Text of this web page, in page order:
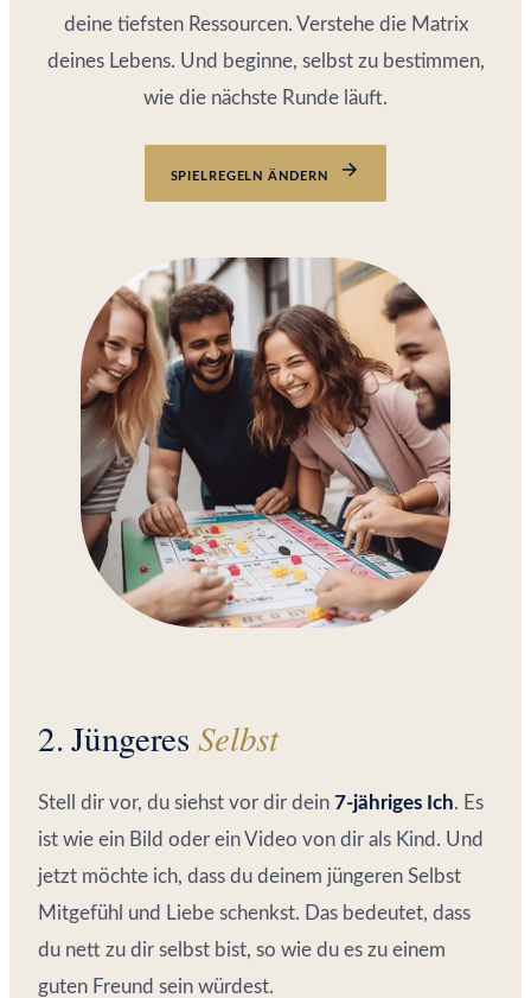
deine tiefsten Ressourcen. Verstehe die Matrix
deines Lebens. Und beginne, selbst zu bestimmen,
wie die nächste Runde läuft.
SPIELREGELN ÄNDERN
2. Jüngeres Selbst
Stell dir vor, du siehst vor dir dein 7-jähriges Ich. Es
ist wie ein Bild oder ein Video von dir als Kind. Und
jetzt möchte ich, dass du deinem jüngeren Selbst
Mitgefühl und Liebe schenkst. Das bedeutet, dass
du nett zu dir selbst bist, so wie du es zu einem
guten Freund sein würdest.